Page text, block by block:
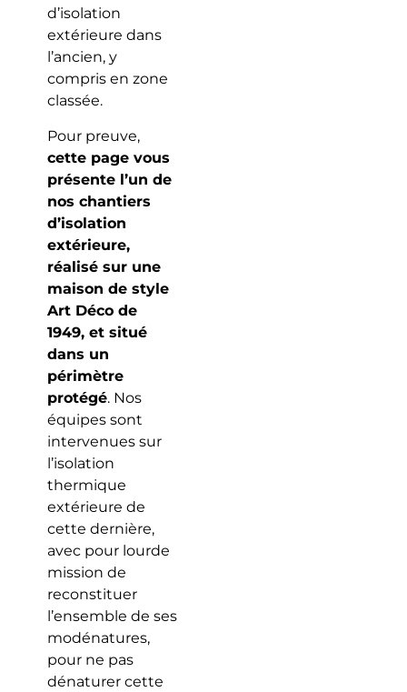
d’isolation
extérieure dans
l’ancien, y
compris en zone
classée.
Pour preuve,
cette page vous
présente l’un de
nos chantiers
d’isolation
extérieure,
réalisé sur une
maison de style
Art Déco de
1949, et situé
dans un
périmètre
protégé. Nos
équipes sont
intervenues sur
l’isolation
thermique
extérieure de
cette dernière,
avec pour lourde
mission de
reconstituer
l’ensemble de ses
modénatures,
pour ne pas
dénaturer cette